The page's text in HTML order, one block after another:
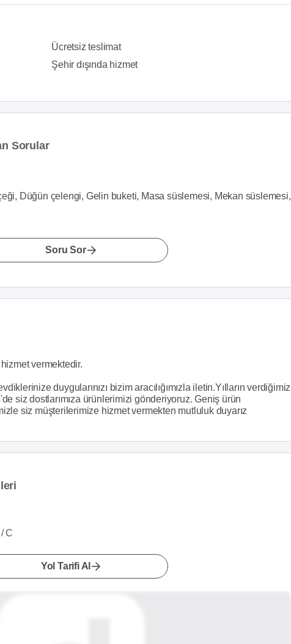
Ücretsiz teslimat
Şehir dışında hizmet
Sorular
Düğün çelengi, Gelin buketi, Masa süslemesi, Mekan süslemesi,
Soru Sor
vermektedir.
duygularınızı bizim aracılığımızla iletin.Yılların verdiğimiz
siz dostlarımıza ürünlerimizi gönderiyoruz. Geniş ürün
siz müşterilerimize hizmet vermekten mutluluk duyarız
C
Yol Tarifi Al